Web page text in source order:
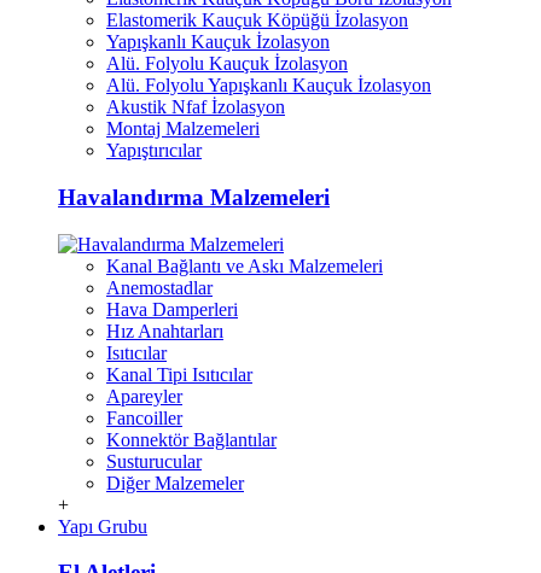
Elastomerik Kauçuk Köpüğü İzolasyon
Yapışkanlı Kauçuk İzolasyon
Alü. Folyolu Kauçuk İzolasyon
Alü. Folyolu Yapışkanlı Kauçuk İzolasyon
Akustik Nfaf İzolasyon
Montaj Malzemeleri
Yapıştırıcılar
Havalandırma Malzemeleri
Kanal Bağlantı ve Askı Malzemeleri
Anemostadlar
Hava Damperleri
Hız Anahtarları
Isıtıcılar
Kanal Tipi Isıtıcılar
Apareyler
Fancoiller
Konnektör Bağlantılar
Susturucular
Diğer Malzemeler
+
Yapı Grubu